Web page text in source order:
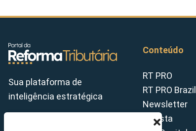
Sua plataforma de
inteligência estratégica
Conteúdo
RT PRO
RT PRO Brazil
Newsletter
Revista